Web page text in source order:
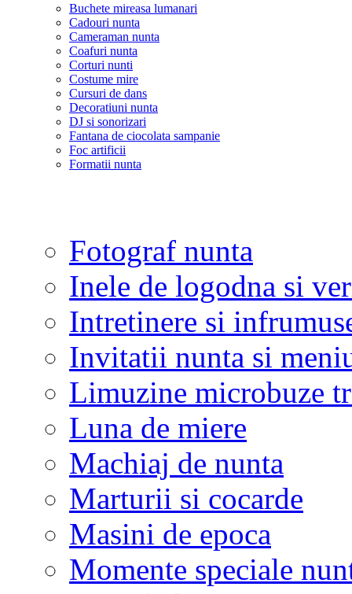
Buchete mireasa lumanari
Cadouri nunta
Cameraman nunta
Coafuri nunta
Corturi nunti
Costume mire
Cursuri de dans
Decoratiuni nunta
DJ si sonorizari
Fantana de ciocolata sampanie
Foc artificii
Formatii nunta
Fotograf nunta
Inele de logodna si
Intretinere si
Invitatii nunta si
Limuzine microbuze
Luna de miere
Machiaj de nunta
Marturii si cocarde
Masini de epoca
Momente speciale